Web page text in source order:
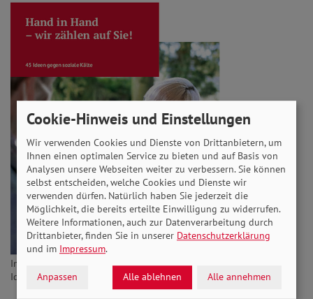
In seiner Broschüre sammelt der Verband viele
Ideen für ehrenamtliches Engagement.
Cookie-Hinweis und Einstellungen
Wir verwenden Cookies und Dienste von Drittanbietern, um
Ihnen einen optimalen Service zu bieten und auf Basis von
Analysen unsere Webseiten weiter zu verbessern. Sie können
selbst entscheiden, welche Cookies und Dienste wir
verwenden dürfen. Natürlich haben Sie jederzeit die
Möglichkeit, die bereits erteilte Einwilligung zu widerrufen.
Weitere Informationen, auch zur Datenverarbeitung durch
Drittanbieter, finden Sie in unserer Datenschutzerklärung
und im Impressum.
Anpassen Alle ablehnen Alle annehmen